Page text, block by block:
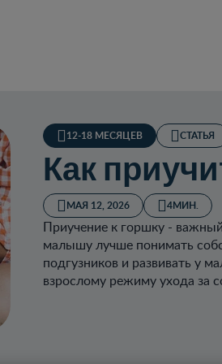
12-18 МЕСЯЦЕВ СТАТЬЯ
Как
МАЯ 12, 2026 4МИН.
Приучение к горшку -
малышу лучше понимать
подгузников и развивать у
взрослому режиму ухода за